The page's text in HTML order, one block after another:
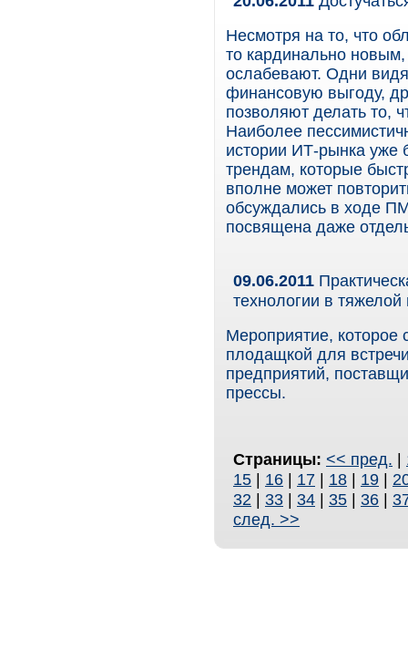
Несмотря на то, что
то кардинально
ослабевают. Одни
финансовую выгоду,
позволяют делать то,
Наиболее
истории ИТ-рынка уже
трендам, которые
вполне может
обсуждались в ходе
посвящена даже
09.06.2011
технологии в
Мероприятие, которое
плодащкой для
предприятий,
прессы.
Страницы: << пред. |
15 | 16 | 17 | 18 | 19 |
32 | 33 | 34 | 35 | 36 |
след. >>